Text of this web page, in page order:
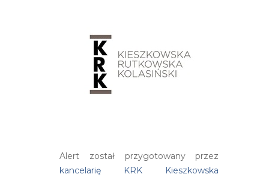
Alert został przygotowany przez
kancelarię KRK Kieszkowska